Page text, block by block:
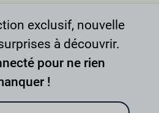
exclusif, nouvelle
à découvrir.
pour ne rien
!